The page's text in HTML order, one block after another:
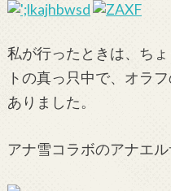
私が行ったときは、ち
トの真っ只中で、オラ
ありました。
アナ雪コラボのアナエル